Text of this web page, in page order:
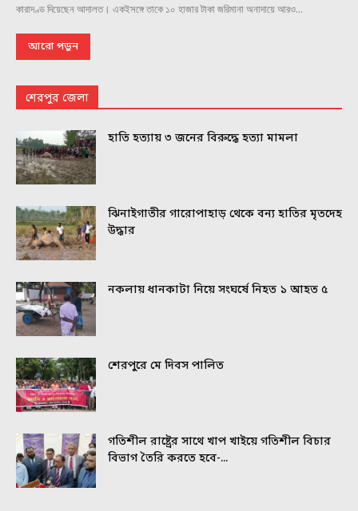
কারাদণ্ড দিয়েছেন আদালত। একইসঙ্গে তাকে ১০ হাজার টাকা জরিমানা অনাদায়ে আরও...
আরো পড়ুন
শেরপুর জেলা
হাতি হত্যায় ৩ জনের বিরুদ্ধে হত্যা মামলা
ঝিনাইগাতীর গারোপাহাড় থেকে বন্য হাতির মৃতদেহ
উদ্ধার
নকলায় ধানকাটা নিয়ে সংঘর্ষে নিহত ১ আহত ৫
শেরপুরে মে দিবস পালিত
গতিশীল রাষ্ট্রের সাথে খাপ খাইয়ে গতিশীল বিচার
বিভাগ তৈরি করতে হবে-...